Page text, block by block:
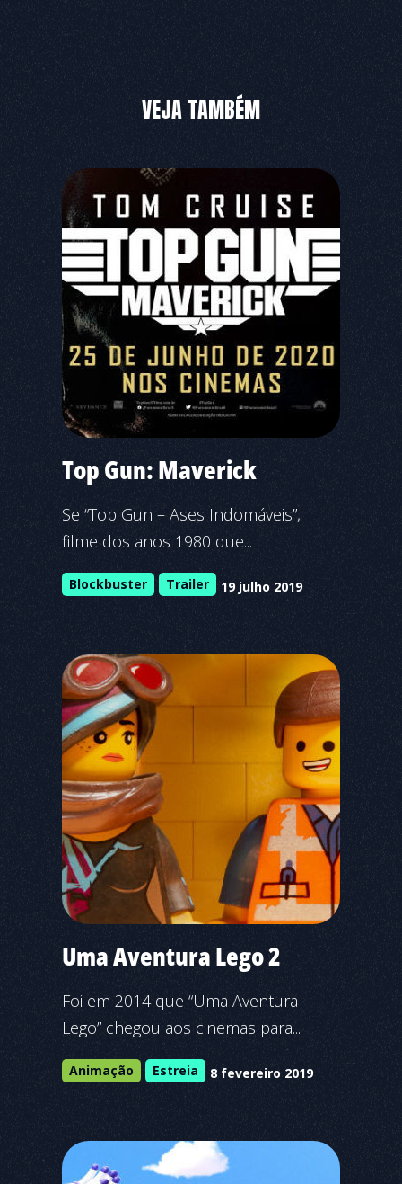
VEJA TAMBÉM
Top Gun: Maverick
Se “Top Gun – Ases Indomáveis”,
filme dos anos 1980 que...
Blockbuster Trailer 19 julho 2019
Uma Aventura Lego 2
Foi em 2014 que “Uma Aventura
Lego” chegou aos cinemas para...
Animação Estreia 8 fevereiro 2019